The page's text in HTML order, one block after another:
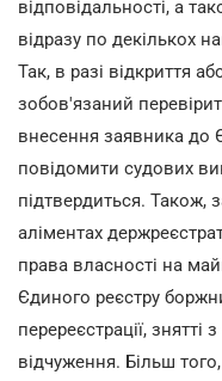
відповідальності, а
відразу по декількох
Так, в разі відкриття
зобов'язаний
внесення заявника до
повідомити судових
підтвердиться. Також,
аліментах
права власності на
Єдиного реєстру
перереєстрації, знятті
відчуження. Більш